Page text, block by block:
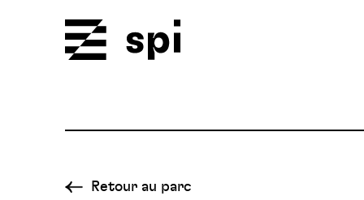
Retour au parc